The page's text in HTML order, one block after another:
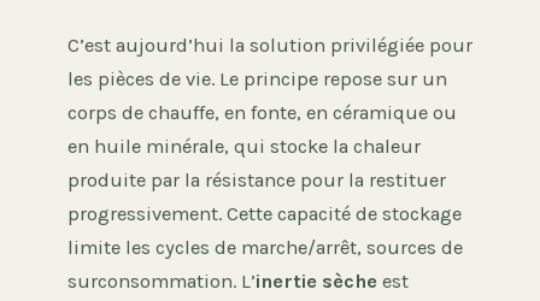
C’est aujourd’hui la solution privilégiée pour
les pièces de vie. Le principe repose sur un
corps de chauffe, en fonte, en céramique ou
en huile minérale, qui stocke la chaleur
produite par la résistance pour la restituer
progressivement. Cette capacité de stockage
limite les cycles de marche/arrêt, sources de
surconsommation. L’inertie sèche est